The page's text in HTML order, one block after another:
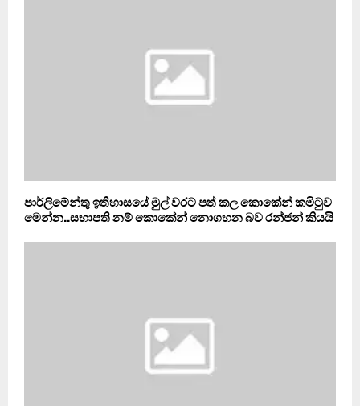
පාර්ලිමේන්තු ඉතිහාසයේ මුල් වරට පත් කල කොකේන් කමිටුව
මෙන්න..සභාපති නම් කොකේන් නොගහන බව රන්ජන් කියයි